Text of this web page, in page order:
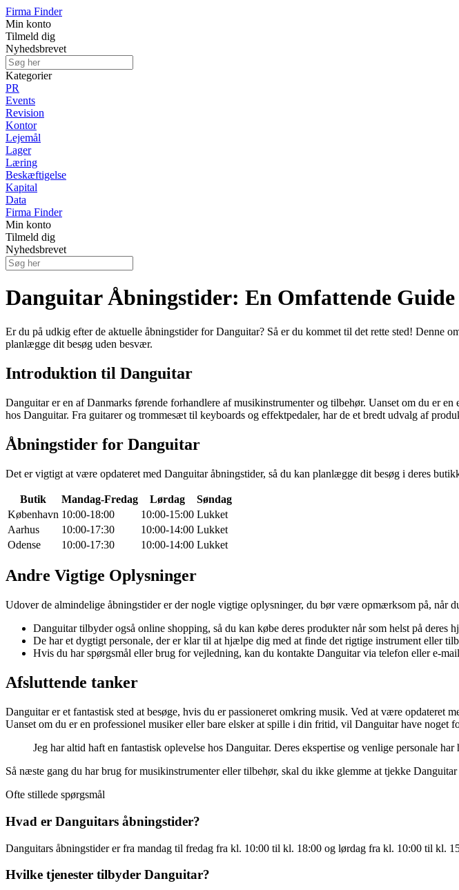
Firma Finder
Min konto
Tilmeld dig
Nyhedsbrevet
Kategorier
PR
Events
Revision
Kontor
Lejemål
Lager
Læring
Beskæftigelse
Kapital
Data
Firma Finder
Min konto
Tilmeld dig
Nyhedsbrevet
Danguitar Åbningstider: En Omfattende
Er du på udkig efter de aktuelle åbningstider for Danguitar? Så er du kommet til det rette sted! Denne
planlægge dit besøg uden besvær.
Introduktion til Danguitar
Danguitar er en af Danmarks førende forhandlere af musikinstrumenter og tilbehør. Uanset om du er
hos Danguitar. Fra guitarer og trommesæt til keyboards og effektpedaler, har de et bredt udvalg af
Åbningstider for Danguitar
Det er vigtigt at være opdateret med Danguitar åbningstider, så du kan planlægge dit besøg i deres
Butik Mandag-Fredag Lørdag
Søndag
København 10:00-18:00 10:00-15:00 Lukket
Aarhus
10:00-17:30 10:00-14:00 Lukket
Odense
10:00-17:30 10:00-14:00 Lukket
Andre Vigtige Oplysninger
Udover de almindelige åbningstider er der nogle vigtige oplysninger, du bør være opmærksom på, når
Danguitar tilbyder også online shopping, så du kan købe deres produkter når som helst på deres
De har et dygtigt personale, der er klar til at hjælpe dig med at finde det rigtige instrument eller
Hvis du har spørgsmål eller brug for vejledning, kan du kontakte Danguitar via telefon eller e-
Afsluttende tanker
Danguitar er et fantastisk sted at besøge, hvis du er passioneret omkring musik. Ved at være opdateret
Uanset om du er en professionel musiker eller bare elsker at spille i din fritid, vil Danguitar have noget
Jeg har altid haft en fantastisk oplevelse hos Danguitar. Deres ekspertise og venlige personale
Så næste gang du har brug for musikinstrumenter eller tilbehør, skal du ikke glemme at tjekke
Ofte stillede spørgsmål
Hvad er Danguitars åbningstider?
Danguitars åbningstider er fra mandag til fredag fra kl. 10:00 til kl. 18:00 og lørdag fra kl. 10:00 til kl.
Hvilke tjenester tilbyder Danguitar?